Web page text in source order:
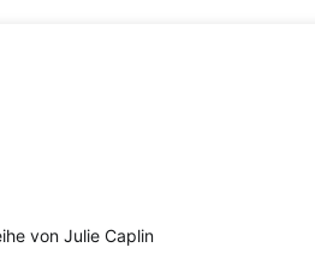
von Julie Caplin